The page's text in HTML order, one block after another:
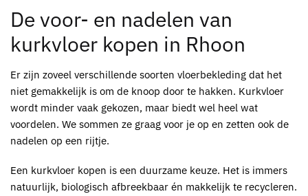
De voor- en nadelen van
kurkvloer kopen in Rhoon
Er zijn zoveel verschillende soorten vloerbekleding dat het
niet gemakkelijk is om de knoop door te hakken. Kurkvloer
wordt minder vaak gekozen, maar biedt wel heel wat
voordelen. We sommen ze graag voor je op en zetten ook de
nadelen op een rijtje.
Een kurkvloer kopen is een duurzame keuze. Het is immers
natuurlijk, biologisch afbreekbaar én makkelijk te recycleren.